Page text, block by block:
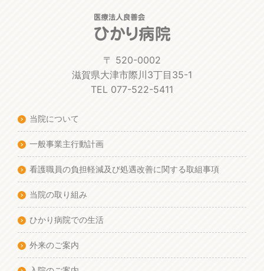
〒 520-0002
滋賀県大津市際川3丁目35-1
TEL 077-522-5411
当院について
一般事業主行動計画
看護職員の負担軽減及び処遇改善に関する取組事項
当院の取り組み
ひかり病院での生活
外来のご案内